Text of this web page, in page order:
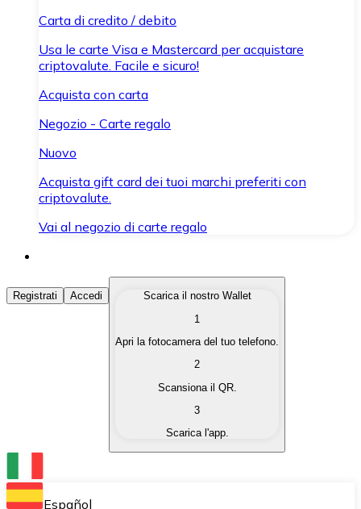
Carta di credito / debito
Usa le carte Visa e Mastercard per acquistare
criptovalute. Facile e sicuro!
Acquista con carta
Negozio - Carte regalo
Nuovo
Acquista gift card dei tuoi marchi preferiti con
criptovalute.
Vai al negozio di carte regalo
Acquista Criptovalute
Acquista le criptovalute che ti interessano in modo
Converti le tue criptovalute in valuta fiat quando ne
Scambia una criptovaluta con un'altra
Conserva le tue cripto in un Wallet self-custodial.
Registrati Accedi
Scarica il nostro Wallet
1
Apri la fotocamera del tuo telefono.
2
Scansiona il QR.
3
Scarica l'app.
Español